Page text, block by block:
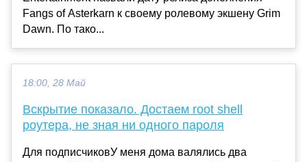
Fangs of Asterkarn к своему ролевому экшену Grim
Dawn. По тако...
18:00, 28 Май
Вскрытие показало. Достаем root shell
роутера, не зная ни одного пароля
Для подписчиковУ меня дома валялись два